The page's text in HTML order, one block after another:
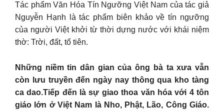
Tác phẩm Văn Hóa Tín Ngưỡng Việt Nam của tác giả
Nguyễn Hạnh là tác phẩm biên khảo về tín ngưỡng
của người Việt khởi từ thời dựng nước với khái niệm
thờ: Trời, đất, tổ tiên.
Những niềm tin dân gian của ông bà ta xưa vẫn
còn lưu truyền đến ngày nay thông qua kho tàng
ca dao.Tiếp đến là sự giao thoa văn hóa với 4 tôn
giáo lớn ở Việt Nam là Nho, Phật, Lão, Công Giáo.